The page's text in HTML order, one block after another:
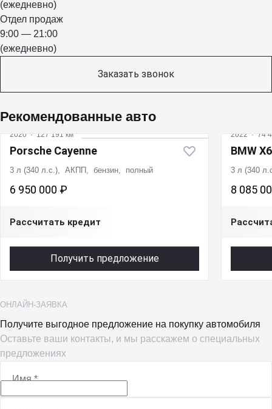
(ежедневно)
Отдел продаж
9:00 — 21:00
(ежедневно)
Заказать звонок
Рекомендованные авто
2020 · 127 191 км
Porsche Cayenne
3 л (340 л.с.), АКПП, бензин, полный
6 950 000 ₽
Рассчитать кредит
Получить предложение
2022 · 74
BMW X6
3 л (340
8 085
ОНЛАЙН-ЗАЯВКА
Получите выгодное предложение на покупку автомобиля
Оставьте ваши контакты, и мы расскажем о специальных
предложениях
Имя*